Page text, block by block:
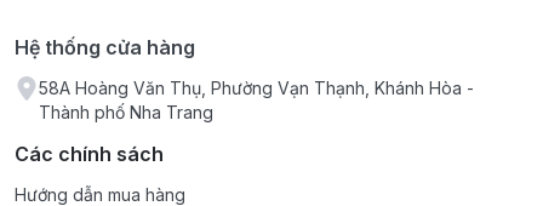
Hệ thống cửa hàng
58A Hoàng Văn Thụ, Phường Vạn Thạnh, Khánh Hòa -
Thành phố Nha Trang
Các chính sách
Hướng dẫn mua hàng